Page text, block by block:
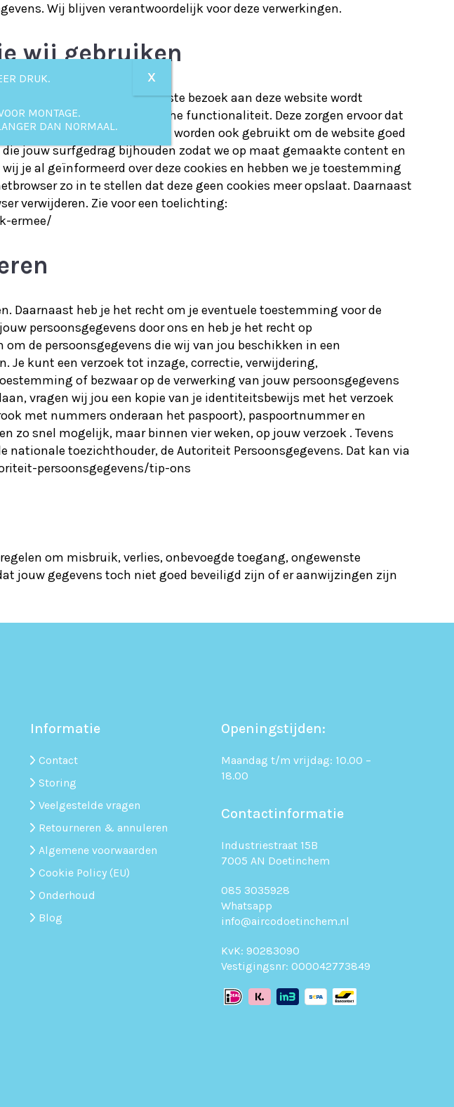
Wij blijven verantwoordelijk voor deze verwerkingen.
wij gebruiken
dat bij het eerste bezoek aan deze website wordt
met een puur technische functionaliteit. Deze zorgen ervoor dat
worden. Deze cookies worden ook gebruikt om de website goed
jouw surfgedrag bijhouden zodat we op maat gemaakte content en
je al geïnformeerd over deze cookies en hebben we je toestemming
zo in te stellen dat deze geen cookies meer opslaat. Daarnaast
verwijderen. Zie voor een toelichting:
ermee/
Daarnaast heb je het recht om je eventuele toestemming voor de
persoonsgegevens door ons en heb je het recht op
de persoonsgegevens die wij van jou beschikken in een
Je kunt een verzoek tot inzage, correctie, verwijdering,
of bezwaar op de verwerking van jouw persoonsgegevens
vragen wij jou een kopie van je identiteitsbewijs met het verzoek
met nummers onderaan het paspoort), paspoortnummer en
zo snel mogelijk, maar binnen vier weken, op jouw verzoek . Tevens
toezichthouder, de Autoriteit Persoonsgegevens. Dat kan via
persoonsgegevens/tip-ons
om misbruik, verlies, onbevoegde toegang, ongewenste
jouw gegevens toch niet goed beveiligd zijn of er aanwijzingen zijn
Informatie
Contact
Storing
Veelgestelde vragen
Retourneren & annuleren
Algemene voorwaarden
Cookie Policy (EU)
Onderhoud
Blog
Openingstijden:
Maandag t/m vrijdag: 10.00 –
18.00
Contactinformatie
Industriestraat 15B
7005 AN Doetinchem
085 3035928
Whatsapp
info@aircodoetinchem.nl
KvK: 90283090
Vestigingsnr: 000042773849
DRUK.
MONTAGE.
DAN NORMAAL.
X